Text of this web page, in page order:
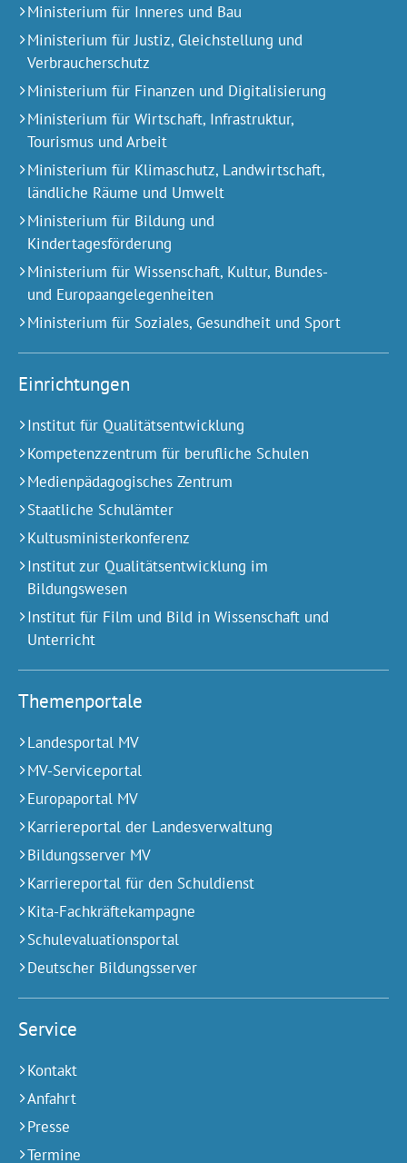
Ministerium für Inneres und Bau
Ministerium für Justiz, Gleichstellung und
Verbraucherschutz
Ministerium für Finanzen und Digitalisierung
Ministerium für Wirtschaft, Infrastruktur,
Tourismus und Arbeit
Ministerium für Klimaschutz, Landwirtschaft,
ländliche Räume und Umwelt
Ministerium für Bildung und
Kindertagesförderung
Ministerium für Wissenschaft, Kultur, Bundes-
und Europa­angelegen­heiten
Ministerium für Soziales, Gesundheit und Sport
Einrichtungen
Institut für Qualitätsentwicklung
Kompetenzzentrum für berufliche Schulen
Medienpädagogisches Zentrum
Staatliche Schulämter
Kultusministerkonferenz
Institut zur Qualitätsentwicklung im
Bildungswesen
Institut für Film und Bild in Wissenschaft und
Unterricht
Themenportale
Landesportal MV
MV-Serviceportal
Europaportal MV
Karriereportal der Landesverwaltung
Bildungsserver MV
Karriereportal für den Schuldienst
Kita-Fachkräftekampagne
Schulevaluationsportal
Deutscher Bildungsserver
Service
Kontakt
Anfahrt
Presse
Termine